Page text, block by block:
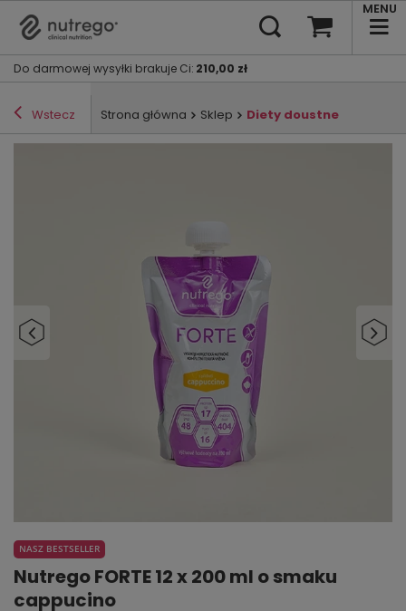
Do darmowej wysyłki brakuje Ci: 210,00 zł
MENU
Wstecz Strona główna Sklep Diety doustne
NASZ BESTSELLER
Nutrego FORTE 12 x 200 ml o smaku
cappucino